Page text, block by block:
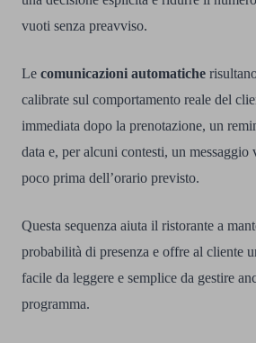
vuoti senza preavviso.
Le comunicazioni automatiche
calibrate sul comportamento reale del
immediata dopo la prenotazione, un
data e, per alcuni contesti, un
poco prima dell’orario previsto.
Questa sequenza aiuta il ristorante a
probabilità di presenza e offre al cliente
facile da leggere e semplice da gestire
programma.